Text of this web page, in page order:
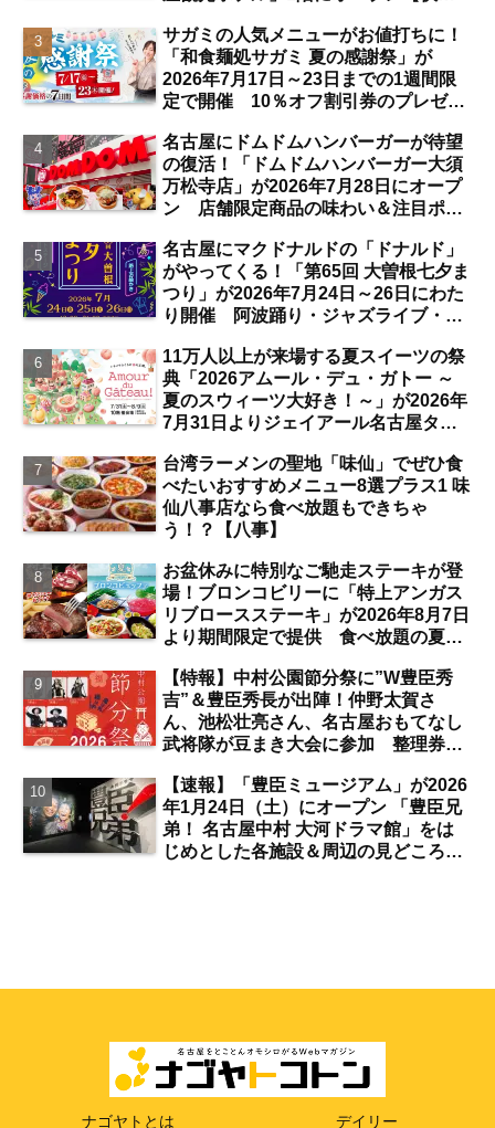
サガミの人気メニューがお値打ちに！
「和食麺処サガミ 夏の感謝祭」が
2026年7月17日～23日までの1週間限
定で開催 10％オフ割引券のプレゼン
名古屋にドムドムハンバーガーが待望
の復活！「ドムドムハンバーガー大須
万松寺店」が2026年7月28日にオープ
ン 店舗限定商品の味わい＆注目ポイ
津／独自取材】
名古屋にマクドナルドの「ドナルド」
がやってくる！「第65回 大曽根七夕ま
つり」が2026年7月24日～26日にわた
り開催 阿波踊り・ジャズライブ・道
夏祭りの見どころは？【まとめ／大曽
根】
11万人以上が来場する夏スイーツの祭
典「2026アムール・デュ・ガトー ～
夏のスウィーツ大好き！～」が2026年
7月31日よりジェイアール名古屋タカ
【名古屋駅】
台湾ラーメンの聖地「味仙」でぜひ食
べたいおすすめメニュー8選プラス1 味
仙八事店なら食べ放題もできちゃ
う！？【八事】
お盆休みに特別なご馳走ステーキが登
場！ブロンコビリーに「特上アンガス
リブロースステーキ」が2026年8月7日
より期間限定で提供 食べ放題の夏ブ
発】
【特報】中村公園節分祭に”W豊臣秀
吉”＆豊臣秀長が出陣！仲野太賀さ
ん、池松壮亮さん、名古屋おもてなし
武将隊が豆まき大会に参加 整理券を
【速報】「豊臣ミュージアム」が2026
年1月24日（土）にオープン 「豊臣兄
弟！ 名古屋中村 大河ドラマ館」をは
じめとした各施設＆周辺の見どころ
ナゴヤトとは デイリー